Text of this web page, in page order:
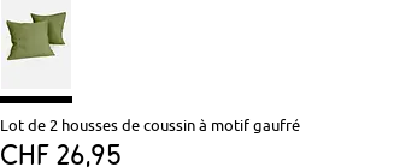
Lot de 2 housses de coussin à motif gaufré
CHF 26,95